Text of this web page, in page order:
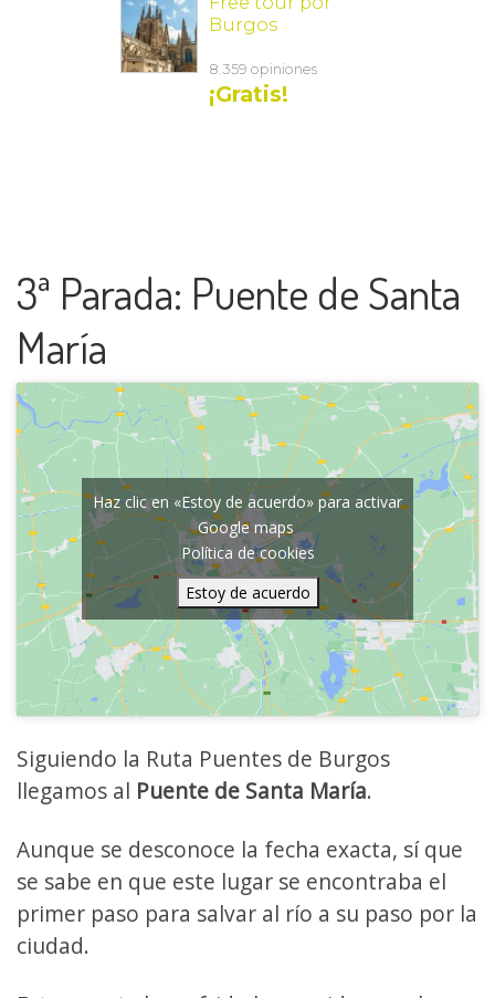
3ª Parada: Puente de Santa
María
Haz clic en «Estoy de acuerdo» para activar
Google maps
Política de cookies
Estoy de acuerdo
Siguiendo la Ruta Puentes de Burgos
llegamos al Puente de Santa María.
Aunque se desconoce la fecha exacta, sí que
se sabe en que este lugar se encontraba el
primer paso para salvar al río a su paso por la
ciudad.